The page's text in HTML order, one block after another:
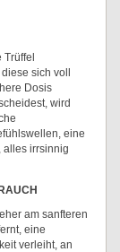
sich voll
Dosis
wird
eine
alles irrsinnig
am sanfteren
eine
verleiht, an